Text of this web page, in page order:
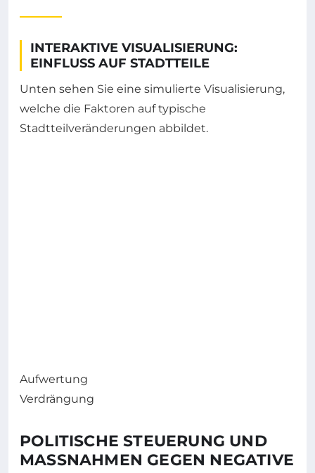
INTERAKTIVE VISUALISIERUNG:
EINFLUSS AUF STADTTEILE
Unten sehen Sie eine simulierte Visualisierung,
welche die Faktoren auf typische
Stadtteilveränderungen abbildet.
Aufwertung
Verdrängung
POLITISCHE STEUERUNG UND
MASSNAHMEN GEGEN NEGATIVE F